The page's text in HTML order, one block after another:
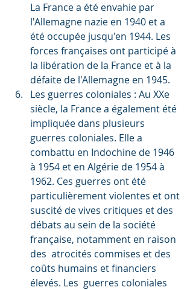
La France a été envahie par
l'Allemagne nazie en 1940 et a
été occupée jusqu'en 1944. Les
forces françaises ont participé à
la libération de la France et à la
défaite de l'Allemagne en 1945.
Les guerres coloniales : Au XXe
siècle, la France a également été
impliquée dans plusieurs
guerres coloniales. Elle a
combattu en Indochine de 1946
à 1954 et en Algérie de 1954 à
1962. Ces guerres ont été
particulièrement violentes et ont
suscité de vives critiques et des
débats au sein de la société
française, notamment en raison
des  atrocités commises et des
coûts humains et financiers
élevés. Les  guerres coloniales